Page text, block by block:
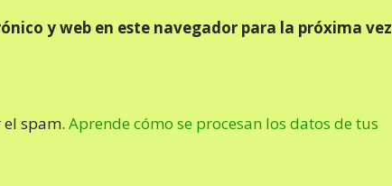
y web en este navegador para la próxima vez
spam. Aprende cómo se procesan los datos de tus